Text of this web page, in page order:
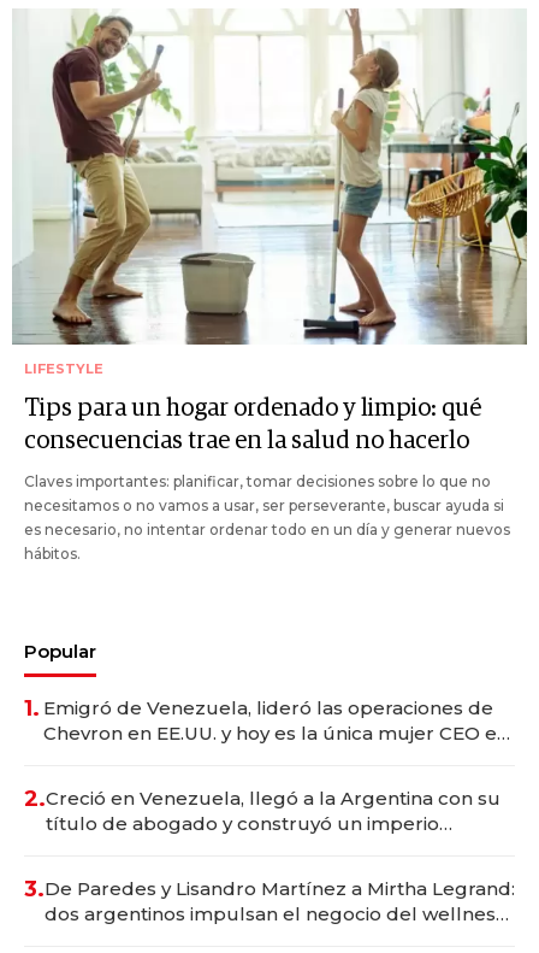
LIFESTYLE
Tips para un hogar ordenado y limpio: qué
consecuencias trae en la salud no hacerlo
Claves importantes: planificar, tomar decisiones sobre lo que no
necesitamos o no vamos a usar, ser perseverante, buscar ayuda si
es necesario, no intentar ordenar todo en un día y generar nuevos
hábitos.
Popular
1. Emigró de Venezuela, lideró las operaciones de
Chevron en EE.UU. y hoy es la única mujer CEO en
2.Creció en Venezuela, llegó a la Argentina con su
título de abogado y construyó un imperio
3.De Paredes y Lisandro Martínez a Mirtha Legrand:
dos argentinos impulsan el negocio del wellness